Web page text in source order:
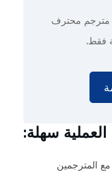
محترف
سهلة:
المترجمين